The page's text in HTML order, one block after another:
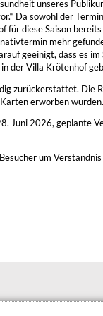
unseres
Da sowohl der
für diese Saison
mehr
geeinigt, dass es im
der Villa Krötenhof
zurückerstattet. Die
erworben wurden.
Juni 2026, geplante
um
BARRIEREFREIHEIT